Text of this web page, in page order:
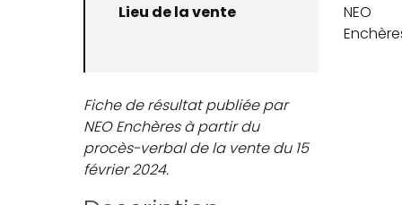
Lieu de la vente
NEO
Fiche de résultat publiée par
NEO Enchères à partir du
procès-verbal de la vente du 15
février 2024.